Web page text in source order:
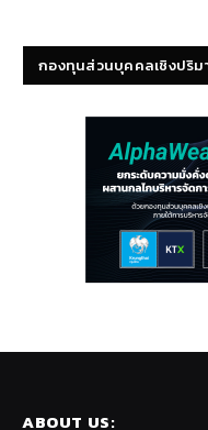
กองทุนส่วนบุคคลเชิงปริ
ABOUT US: